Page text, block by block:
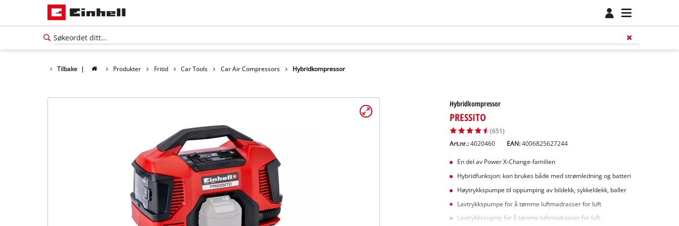
Tilbake | Produkter Fritid Car Tools Car Air Compressors Hybridkompressor
Hybridkompressor
PRESSITO
(651)
Art.nr.: 4020460 EAN:4006825627244
En del av Power X-Change-familien
Hybridfunksjon: kan brukes både med strømledning og batteri
Høytrykkspumpe til oppumping av bildekk, sykkeldekk, baller
Lavtrykkspumpe for å tømme luftmadrasser for luft
Lavtrykkssuging for å tømme luftmadrasser for luft